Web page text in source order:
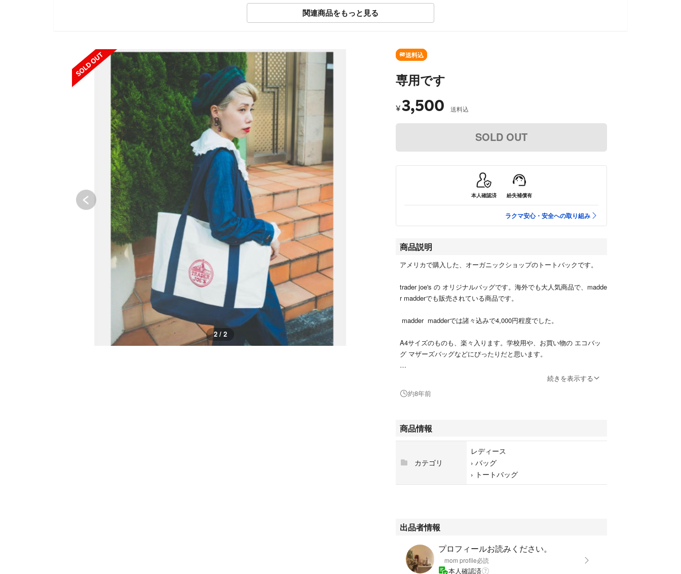
関連商品をもっと見る
SOLD OUT SOLD OUT
1 / 2
送料込
専用です
¥3,500 送料込
SOLD OUT
本人確認済 紛失補償有
ラクマ安心・安全への取り組み
商品説明
アメリカで購入した、オーガニックショップのトートバックです。
trader joe's の オリジナルバッグです。海外でも大人気商品で、madde
r madderでも販売されている商品です。
madder madderでは諸々込みで4,000円程度でした。
A4サイズのものも、楽々入ります。学校用や、お買い物の エコバッ
グ マザーズバッグなどにぴったりだと思います。
さいませ。また新品ですが、自宅保管のため完璧を求める方はご遠慮
lochie ロキエ grimoire グリモワール santamonica サンタモニカ mart
e マルテ flower フラワー staffonlytokyo snidel スナイデル anothereddi
tion アナザーエディション 韓国 古着 vintage 下北 下北沢 原宿 use
d ジャンティーク バージンメリー flamingo フラミンゴ flower フラワ
ー miumiu ミュウミュウ maddermadder iami mame トレダージョー
ズ トレジョ マザーズバッグ エコバッグ
続きを表示する
約8年前
商品情報
カテゴリ
レディース
› バッグ
› トートバッグ
出品者情報
プロフィールお読みください。
mom profile必読
本人確認済